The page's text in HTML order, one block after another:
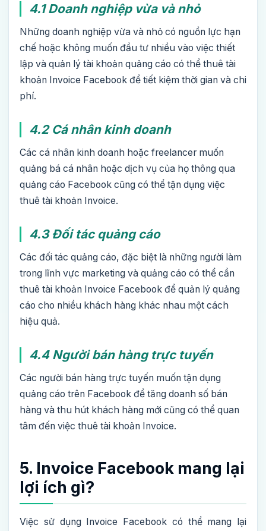
4.1 Doanh nghiệp vừa và nhỏ
Những doanh nghiệp vừa và nhỏ có nguồn lực hạn
chế hoặc không muốn đầu tư nhiều vào việc thiết
lập và quản lý tài khoản quảng cáo có thể thuê tài
khoản Invoice Facebook để tiết kiệm thời gian và chi
phí.
4.2 Cá nhân kinh doanh
Các cá nhân kinh doanh hoặc freelancer muốn
quảng bá cá nhân hoặc dịch vụ của họ thông qua
quảng cáo Facebook cũng có thể tận dụng việc
thuê tài khoản Invoice.
4.3 Đối tác quảng cáo
Các đối tác quảng cáo, đặc biệt là những người làm
trong lĩnh vực marketing và quảng cáo có thể cần
thuê tài khoản Invoice Facebook để quản lý quảng
cáo cho nhiều khách hàng khác nhau một cách
hiệu quả.
4.4 Người bán hàng trực tuyến
Các người bán hàng trực tuyến muốn tận dụng
quảng cáo trên Facebook để tăng doanh số bán
hàng và thu hút khách hàng mới cũng có thể quan
tâm đến việc thuê tài khoản Invoice.
5. Invoice Facebook mang lại
lợi ích gì?
Việc sử dụng Invoice Facebook có thể mang lại